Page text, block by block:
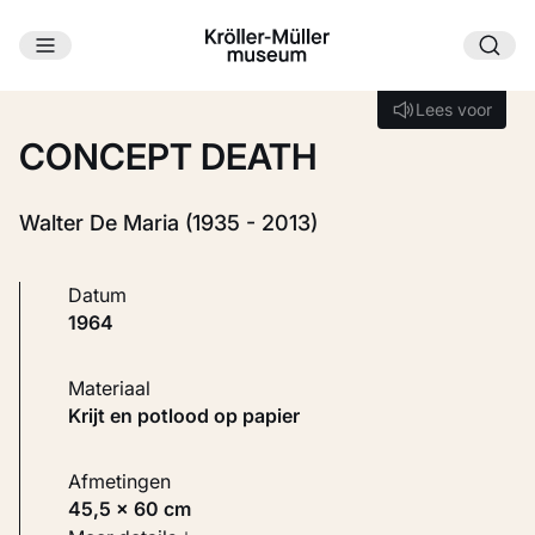
Ga naar hoofdinhoud
Lees voor
Lees voor
CONCEPT DEATH
Walter De Maria (1935 - 2013)
Datum
1964
Materiaal
Krijt en potlood op papier
Afmetingen
45,5 × 60 cm